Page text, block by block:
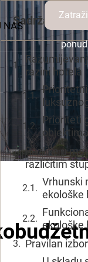
NASSadržaj
razini hotela
Prioriteti
objektima
Razlike u
različitim
Vrhunski
ekološke
ekološke
Pravilan